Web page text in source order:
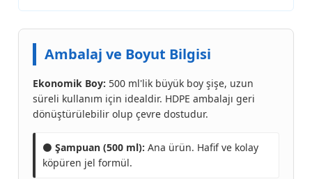
Ambalaj ve Boyut Bilgisi
Ekonomik Boy: 500 ml'lik büyük boy şişe, uzun
süreli kullanım için idealdir. HDPE ambalajı geri
dönüştürülebilir olup çevre dostudur.
⚫ Şampuan (500 ml): Ana ürün. Hafif ve kolay
köpüren jel formül.